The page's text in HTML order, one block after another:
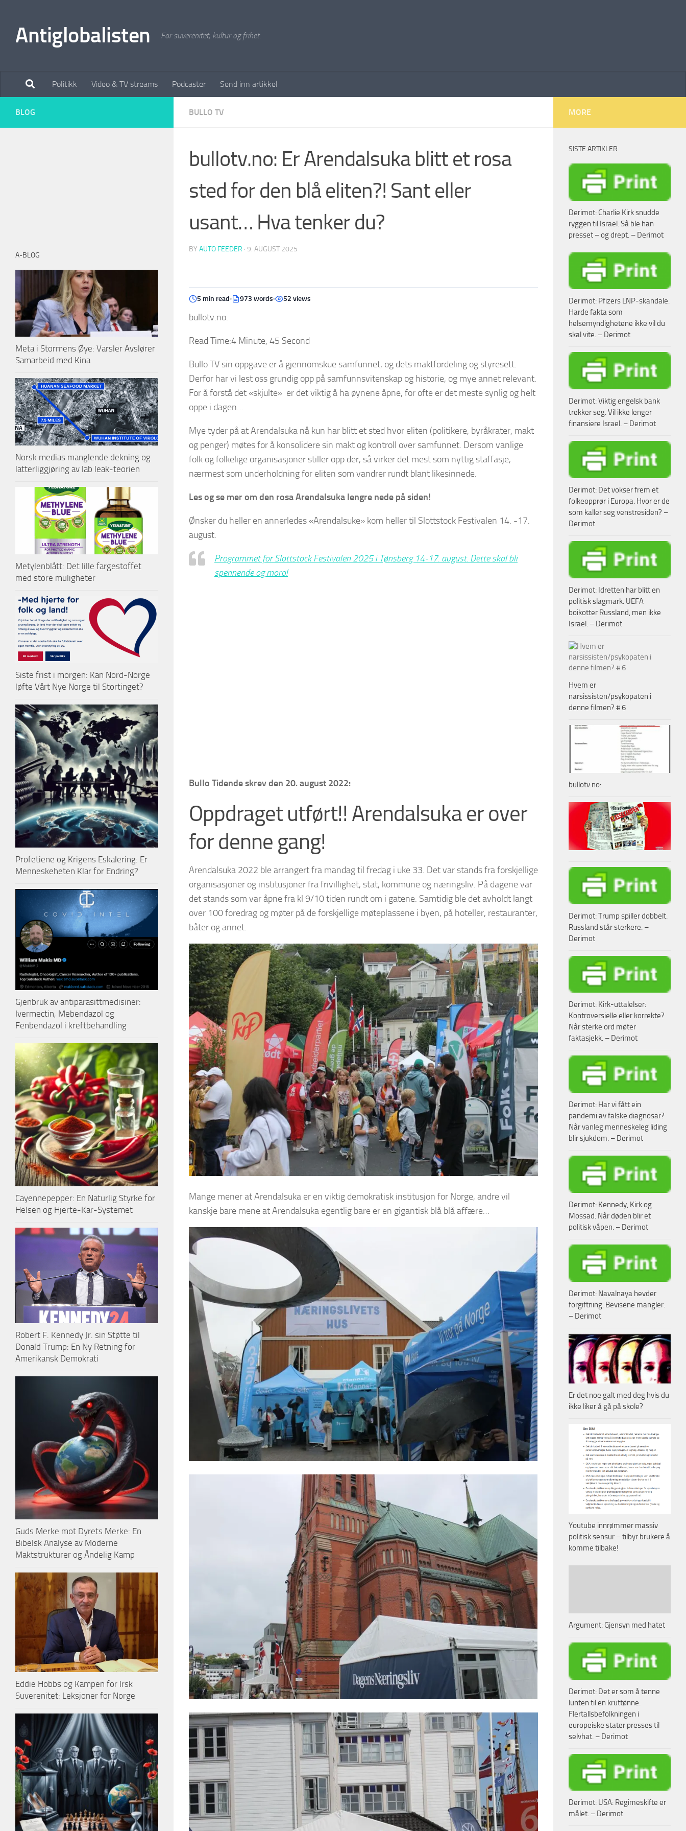
Antiglobalisten For suverenitet, kultur og frihet.
Politikk Video & TV streams Podcaster Send inn artikkel
BULLO TV
bullotv.no: Er Arendalsuka blitt et rosa
sted for den blå eliten?! Sant eller
usant… Hva tenker du?
BY AUTO FEEDER · 9. AUGUST 2025
5 min read 973 words 52 views
bullotv.no:
Read Time:4 Minute, 45 Second
Bullo TV sin oppgave er å gjennomskue samfunnet, og dets maktfordeling og styresett.
Derfor har vi lest oss grundig opp på samfunnsvitenskap og historie, og mye annet relevant.
For å forstå det «skjulte» er det viktig å ha øynene åpne, for ofte er det meste synlig og helt
oppe i dagen…
Mye tyder på at Arendalsuka nå kun har blitt et sted hvor eliten (politikere, byråkrater, makt
og penger) møtes for å konsolidere sin makt og kontroll over samfunnet. Dersom vanlige
folk og folkelige organisasjoner stiller opp der, så virker det mest som nyttig staffasje,
nærmest som underholdning for eliten som vandrer rundt blant likesinnede.
Les og se mer om den rosa Arendalsuka lengre nede på siden!
Ønsker du heller en annerledes «Arendalsuke» kom heller til Slottstock Festivalen 14. -17.
august.
Programmet for Slottstock Festivalen 2025 i Tønsberg 14-17. august. Dette skal bli
spennende og moro!
Bullo Tidende skrev den 20. august 2022:
Oppdraget utført!! Arendalsuka er over
for denne gang!
Arendalsuka 2022 ble arrangert fra mandag til fredag i uke 33. Det var stands fra forskjellige
organisasjoner og institusjoner fra frivillighet, stat, kommune og næringsliv. På dagene var
det stands som var åpne fra kl 9/10 tiden rundt om i gatene. Samtidig ble det avholdt langt
over 100 foredrag og møter på de forskjellige møteplassene i byen, på hoteller, restauranter,
båter og annet.
Mange mener at Arendalsuka er en viktig demokratisk institusjon for Norge, andre vil
kanskje bare mene at Arendalsuka egentlig bare er en gigantisk blå blå affære…
BLOG
A-BLOG
Meta i Stormens Øye: Varsler Avslører
Samarbeid med Kina
Norsk medias manglende dekning og
latterliggjøring av lab leak-teorien
Metylenblått: Det lille fargestoffet
med store muligheter
Siste frist i morgen: Kan Nord-Norge
løfte Vårt Nye Norge til Stortinget?
Profetiene og Krigens Eskalering: Er
Menneskeheten Klar for Endring?
Gjenbruk av antiparasittmedisiner:
Ivermectin, Mebendazol og
Fenbendazol i kreftbehandling
Cayennepepper: En Naturlig Styrke for
Helsen og Hjerte-Kar-Systemet
Robert F. Kennedy Jr. sin Støtte til
Donald Trump: En Ny Retning for
Amerikansk Demokrati
Guds Merke mot Dyrets Merke: En
Bibelsk Analyse av Moderne
Maktstrukturer og Åndelig Kamp
Eddie Hobbs og Kampen for Irsk
Suverenitet: Leksjoner for Norge
MORE
SISTE ARTIKLER
Derimot: Charlie Kirk snudde
ryggen til Israel. Så ble han
presset – og drept. – Derimot
Derimot: Pfizers LNP-skandale.
Harde fakta som
helsemyndighetene ikke vil du
skal vite. – Derimot
Derimot: Viktig engelsk bank
trekker seg. Vil ikke lenger
finansiere Israel. – Derimot
Derimot: Det vokser frem et
folkeopprør i Europa. Hvor er de
som kaller seg venstresiden? –
Derimot
Derimot: Idretten har blitt en
politisk slagmark. UEFA
boikotter Russland, men ikke
Israel. – Derimot
Hvem er
narsissisten/psykopaten i
denne filmen? # 6
bullotv.no:
Derimot: Trump spiller dobbelt.
Russland står sterkere. –
Derimot
Derimot: Kirk-uttalelser:
Kontroversielle eller korrekte?
Når sterke ord møter
faktasjekk. – Derimot
Derimot: Har vi fått ein
pandemi av falske diagnosar?
Når vanleg menneskeleg liding
blir sjukdom. – Derimot
Derimot: Kennedy, Kirk og
Mossad. Når døden blir et
politisk våpen. – Derimot
Derimot: Navalnaya hevder
forgiftning. Bevisene mangler.
– Derimot
Er det noe galt med deg hvis du
ikke liker å gå på skole?
Youtube innrømmer massiv
politisk sensur – tilbyr brukere å
komme tilbake!
Argument: Gjensyn med hatet
Derimot: Det er som å tenne
lunten til en kruttønne.
Flertallsbefolkningen i
europeiske stater presses til
selvhat. – Derimot
Derimot: USA: Regimeskifte er
målet. – Derimot